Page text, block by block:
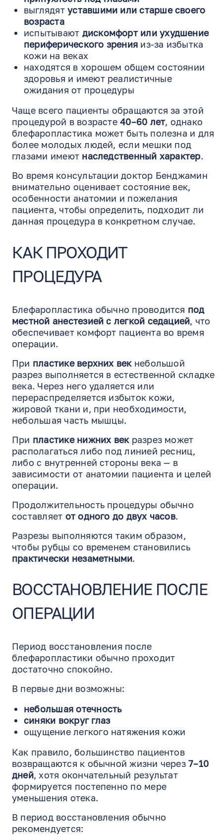
EN RU ES
выглядятуставшими или старше своего
возраста
испытывают дискомфорт или ухудшение
периферического зрения из-за избытка
кожи на веках
находятся в хорошем общем состоянии
здоровья и имеют реалистичные
ожидания от процедуры
Чаще всего пациенты обращаются за этой
процедурой в возрасте40–60 лет, однако
блефаропластика может быть полезна и для
более молодых людей, если мешки под
глазами имеют наследственный характер.
Во время консультации доктор Бенджамин
внимательно оценивает состояние век,
особенности анатомии и пожелания
пациента, чтобы определить, подходит ли
данная процедура в конкретном случае.
КАК ПРОХОДИТ
ПРОЦЕДУРА
Блефаропластика обычно проводится под
местной анестезией с легкой седацией, что
обеспечивает комфорт пациента во время
операции.
При пластике верхних векнебольшой
разрез выполняется в естественной складке
века. Через него удаляется или
перераспределяется избыток кожи,
жировой ткани и, при необходимости,
небольшая часть мышцы.
При пластике нижних векразрез может
располагаться либо под линией ресниц,
либо с внутренней стороны века — в
зависимости от анатомии пациента и целей
операции.
Продолжительность процедуры обычно
составляет от одного до двух часов.
Разрезы выполняются таким образом,
чтобы рубцы со временем становились
практически незаметными.
ВОССТАНОВЛЕНИЕ ПОСЛЕ
ОПЕРАЦИИ
Период восстановления после
блефаропластики обычно проходит
достаточно спокойно.
В первые дни возможны:
небольшая отечность
синяки вокруг глаз
ощущение легкого натяжения кожи
Как правило, большинство пациентов
возвращаются к обычной жизни через7–10
дней, хотя окончательный результат
формируется постепенно по мере
уменьшения отека.
В период восстановления обычно
рекомендуется: